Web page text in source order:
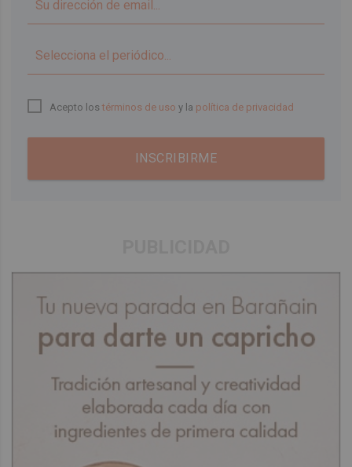
Acepto lostérminos de uso y la política de privacidad
INSCRIBIRME